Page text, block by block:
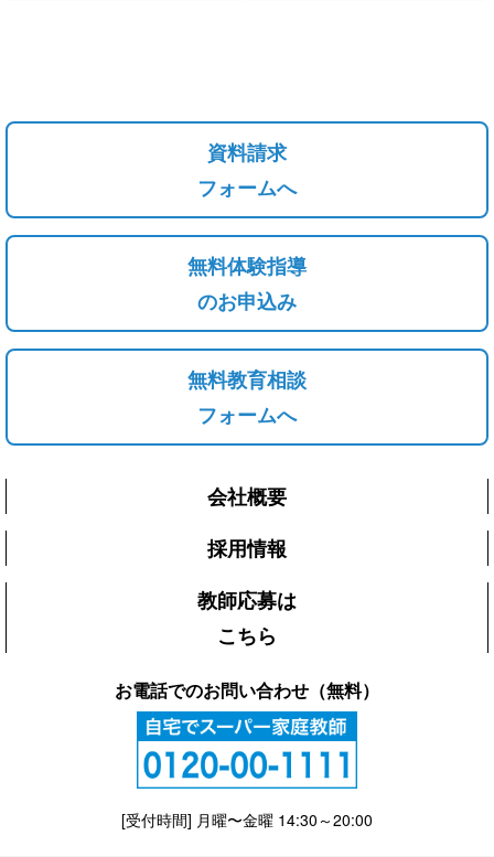
資料請求
フォームへ
無料体験指導
のお申込み
無料教育相談
フォームへ
会社概要
採用情報
教師応募は
こちら
お電話でのお問い合わせ（無料）
[受付時間] 月曜〜金曜 14:30～20:00